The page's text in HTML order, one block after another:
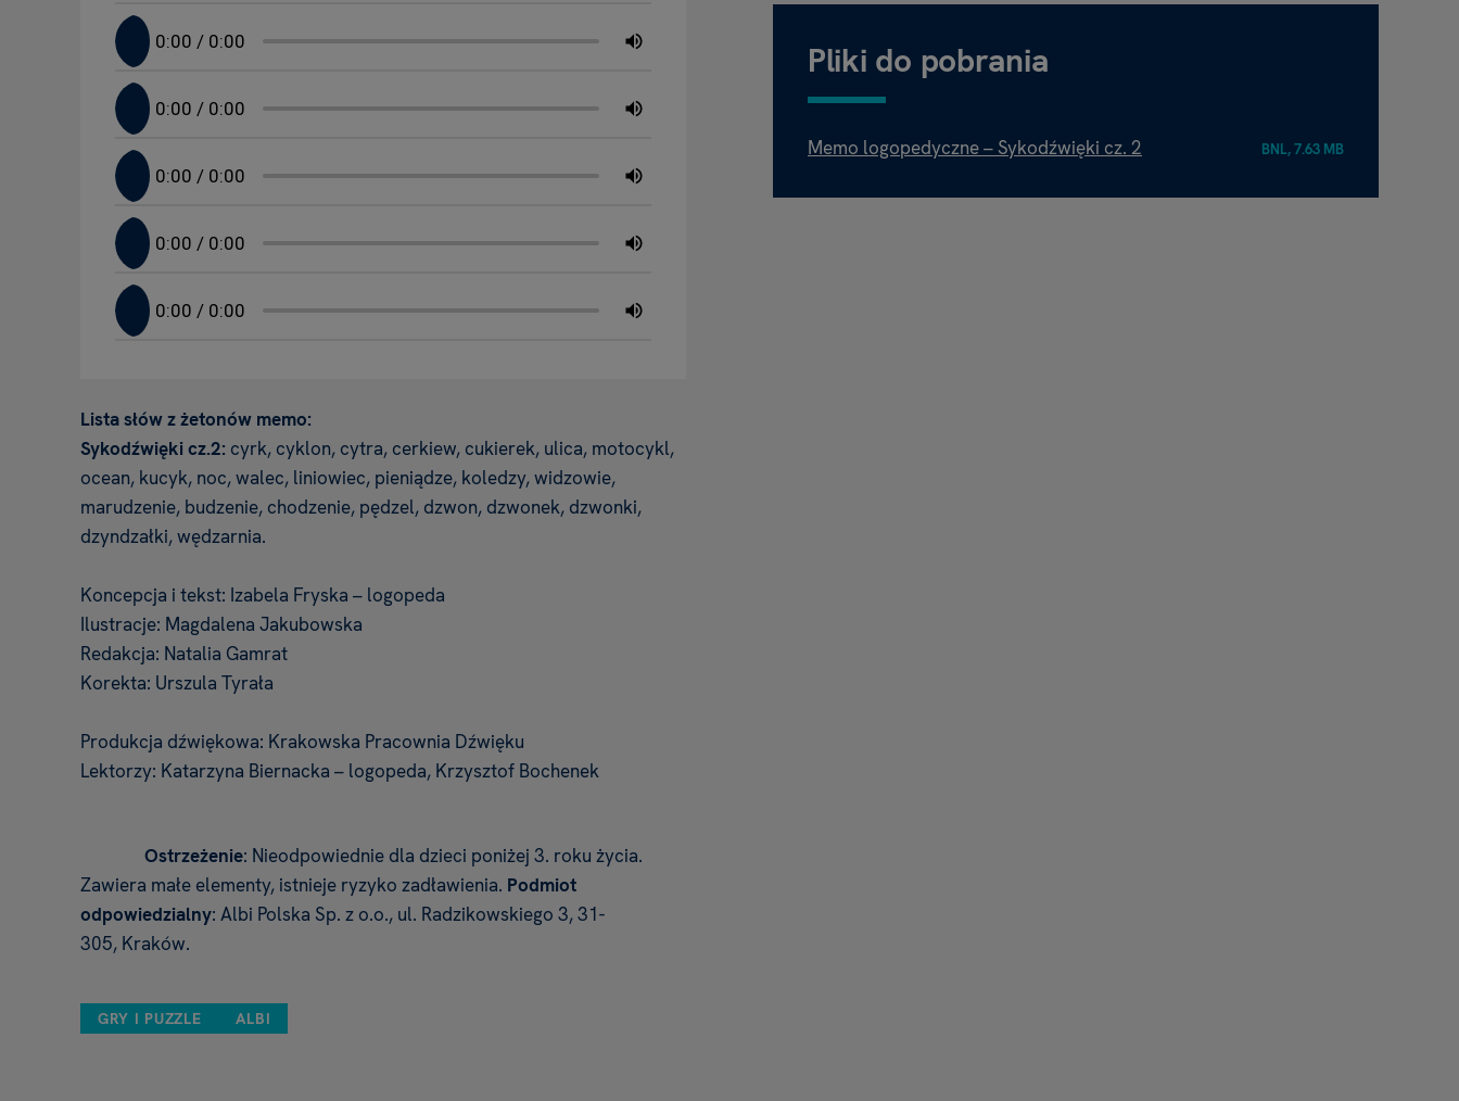
Lista słów z żetonów memo:
Sykodźwięki cz.2: cyrk, cyklon, cytra, cerkiew, cukierek, ulica, motocykl,
ocean, kucyk, noc, walec, liniowiec, pieniądze, koledzy, widzowie,
marudzenie, budzenie, chodzenie, pędzel, dzwon, dzwonek, dzwonki,
dzyndzałki, wędzarnia.
Koncepcja i tekst: Izabela Fryska – logopeda
Ilustracje: Magdalena Jakubowska
Redakcja: Natalia Gamrat
Korekta: Urszula Tyrała
Produkcja dźwiękowa: Krakowska Pracownia Dźwięku
Lektorzy: Katarzyna Biernacka – logopeda, Krzysztof Bochenek
Ostrzeżenie: Nieodpowiednie dla dzieci poniżej 3. roku życia.
Zawiera małe elementy, istnieje ryzyko zadławienia. Podmiot
odpowiedzialny: Albi Polska Sp. z o.o., ul. Radzikowskiego 3, 31-
305, Kraków.
GRY I PUZZLE ALBI
Pliki do pobrania
Memo logopedyczne – Sykodźwięki cz. 2 BNL, 7.63 MB